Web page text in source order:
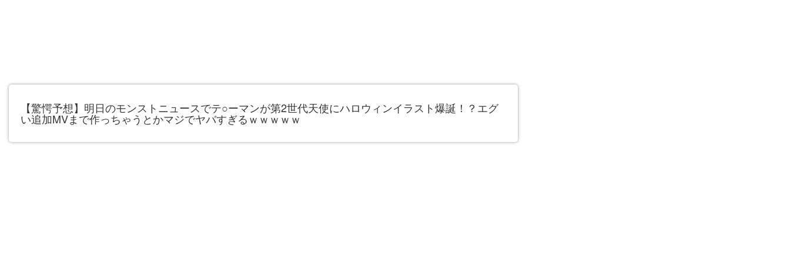
【驚愕予想】明日のモンストニュースでテ○ーマンが第2世代天使にハロウィンイラスト爆誕！？エグ
い追加MVまで作っちゃうとかマジでヤバすぎるｗｗｗｗｗ